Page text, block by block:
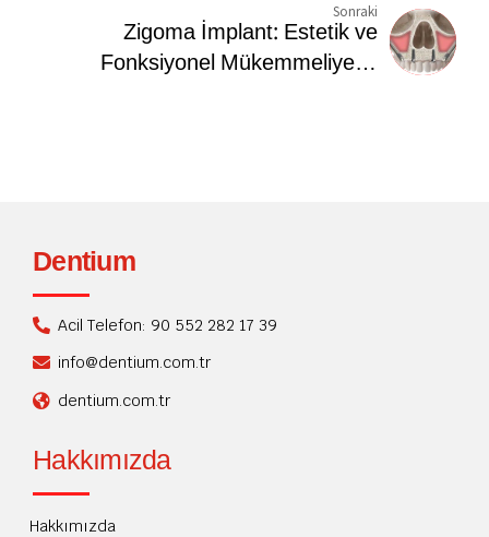
Sonraki
Zigoma İmplant: Estetik ve
Fonksiyonel Mükemmeliyetin
Dentium
Acil Telefon: 90 552 282 17 39
info@dentium.com.tr
dentium.com.tr
Hakkımızda
Hakkımızda